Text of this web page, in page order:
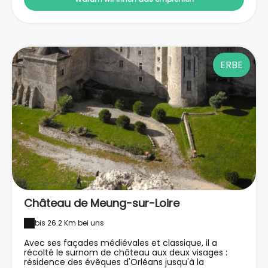
magicien Robert Houdin, est à recommander aux
petits comme aux grands visiteurs.
ERBE
Château de Meung-sur-Loire
bis 26.2 Km bei uns
Avec ses façades médiévales et classique, il a
récolté le surnom de château aux deux visages :
résidence des évêques d'Orléans jusqu'à la